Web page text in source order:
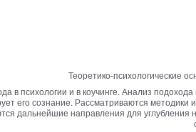
Теоретико-психологические
психологии и в коучинге. Анализ подохода
его сознание. Рассматриваются методики
направления для углубления